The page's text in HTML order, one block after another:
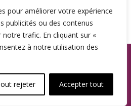
pour améliorer votre expérience
publicités ou des contenus
trafic. En cliquant sur «
à notre utilisation des
rejeter Accepter tout